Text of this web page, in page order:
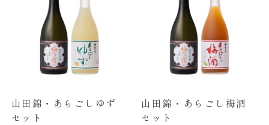
山田錦・あらごしゆず
セット
山田錦・あらごし梅酒
セット